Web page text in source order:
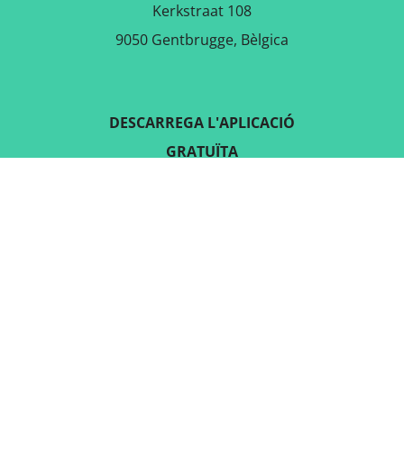
Kerkstraat 108
9050 Gentbrugge, Bèlgica
DESCARREGA L'APLICACIÓ
GRATUÏTA